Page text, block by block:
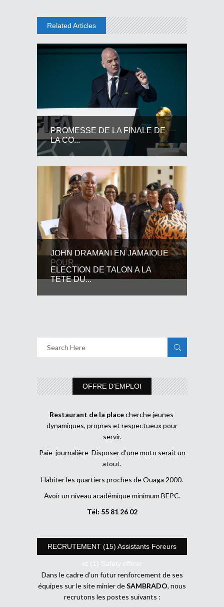
Related Articles
PROMESSE DE LA FINALE DE
LA CO...
JOHN DRAMANI EN JAMAIQUE
POUR...
ELECTION DE TALON A LA
TETE DU...
OFFRE D’EMPLOI
Restaurant de la placecherche jeunes
dynamiques, propres et respectueux pour
servir.
Paie journalière Disposer d’une moto serait un
atout.
Habiter les quartiers proches de Ouaga 2000.
Avoir un niveau académique minimum BEPC.
Tél: 55 81 26 02
RECRUTEMENT (15) Assistants Foreurs
et (1) Safety officer
Dans le cadre d’un futur renforcement de ses
équipes sur le site minier deSAMBRADO, nous
recrutons les postes suivants :